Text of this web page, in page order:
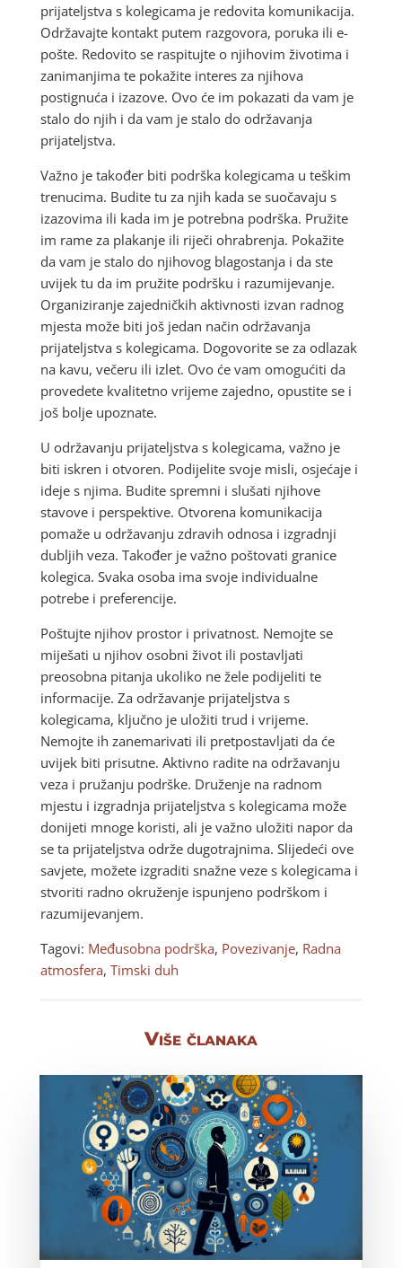
prijateljstva s kolegicama je redovita komunikacija.
Održavajte kontakt putem razgovora, poruka ili e-
pošte. Redovito se raspitujte o njihovim životima i
zanimanjima te pokažite interes za njihova
postignuća i izazove. Ovo će im pokazati da vam je
stalo do njih i da vam je stalo do održavanja
prijateljstva.
Važno je također biti podrška kolegicama u teškim
trenucima. Budite tu za njih kada se suočavaju s
izazovima ili kada im je potrebna podrška. Pružite
im rame za plakanje ili riječi ohrabrenja. Pokažite
da vam je stalo do njihovog blagostanja i da ste
uvijek tu da im pružite podršku i razumijevanje.
Organiziranje zajedničkih aktivnosti izvan radnog
mjesta može biti još jedan način održavanja
prijateljstva s kolegicama. Dogovorite se za odlazak
na kavu, večeru ili izlet. Ovo će vam omogućiti da
provedete kvalitetno vrijeme zajedno, opustite se i
još bolje upoznate.
U održavanju prijateljstva s kolegicama, važno je
biti iskren i otvoren. Podijelite svoje misli, osjećaje i
ideje s njima. Budite spremni i slušati njihove
stavove i perspektive. Otvorena komunikacija
pomaže u održavanju zdravih odnosa i izgradnji
dubljih veza. Također je važno poštovati granice
kolegica. Svaka osoba ima svoje individualne
potrebe i preferencije.
Poštujte njihov prostor i privatnost. Nemojte se
miješati u njihov osobni život ili postavljati
preosobna pitanja ukoliko ne žele podijeliti te
informacije. Za održavanje prijateljstva s
kolegicama, ključno je uložiti trud i vrijeme.
Nemojte ih zanemarivati ili pretpostavljati da će
uvijek biti prisutne. Aktivno radite na održavanju
veza i pružanju podrške. Druženje na radnom
mjestu i izgradnja prijateljstva s kolegicama može
donijeti mnoge koristi, ali je važno uložiti napor da
se ta prijateljstva održe dugotrajnima. Slijedeći ove
savjete, možete izgraditi snažne veze s kolegicama i
stvoriti radno okruženje ispunjeno podrškom i
razumijevanjem.
Tagovi: Međusobna podrška, Povezivanje, Radna
atmosfera, Timski duh
Više članaka